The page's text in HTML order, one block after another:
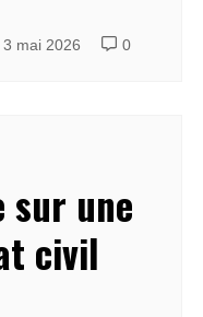
3 mai 2026 0
sur une
civil